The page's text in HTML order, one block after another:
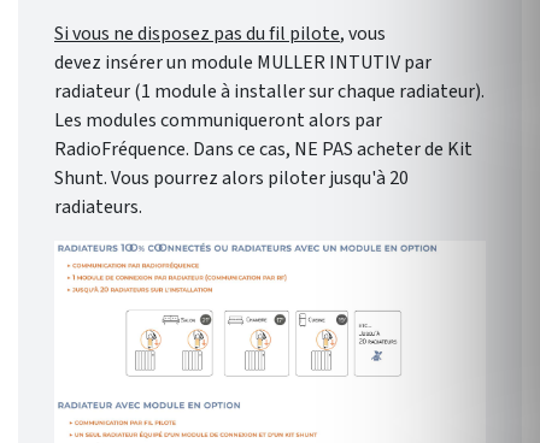
Si vous ne disposez pas du fil pilote, vous
devez insérer un module MULLER INTUTIV par
radiateur (1 module à installer sur chaque radiateur).
Les modules communiqueront alors par
RadioFréquence. Dans ce cas, NE PAS acheter de Kit
Shunt. Vous pourrez alors piloter jusqu'à 20
radiateurs.